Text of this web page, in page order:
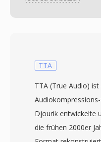
TTA
TTA (True Audio)
Djourik entwickelte
die frühen 2000er